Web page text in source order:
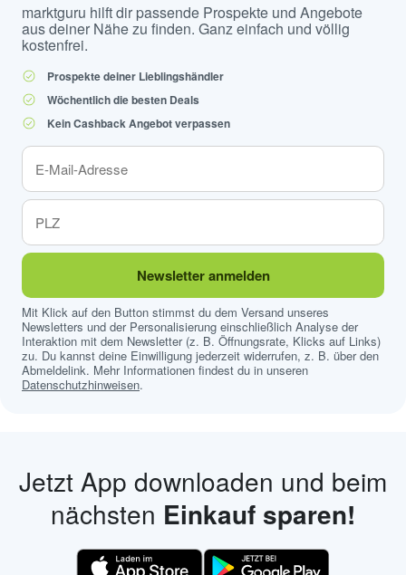
marktguru hilft dir passende Prospekte und Angebote
aus deiner Nähe zu finden. Ganz einfach und völlig
kostenfrei.
Prospekte deiner Lieblingshändler
Wöchentlich die besten Deals
Kein Cashback Angebot verpassen
Newsletter anmelden
Mit Klick auf den Button stimmst du dem Versand unseres
Newsletters und der Personalisierung einschließlich Analyse der
Interaktion mit dem Newsletter (z. B. Öffnungsrate, Klicks auf Links)
zu. Du kannst deine Einwilligung jederzeit widerrufen, z. B. über den
Abmeldelink. Mehr Informationen findest du in unseren
Datenschutzhinweisen.
Jetzt App downloaden und beim
nächsten Einkauf sparen!